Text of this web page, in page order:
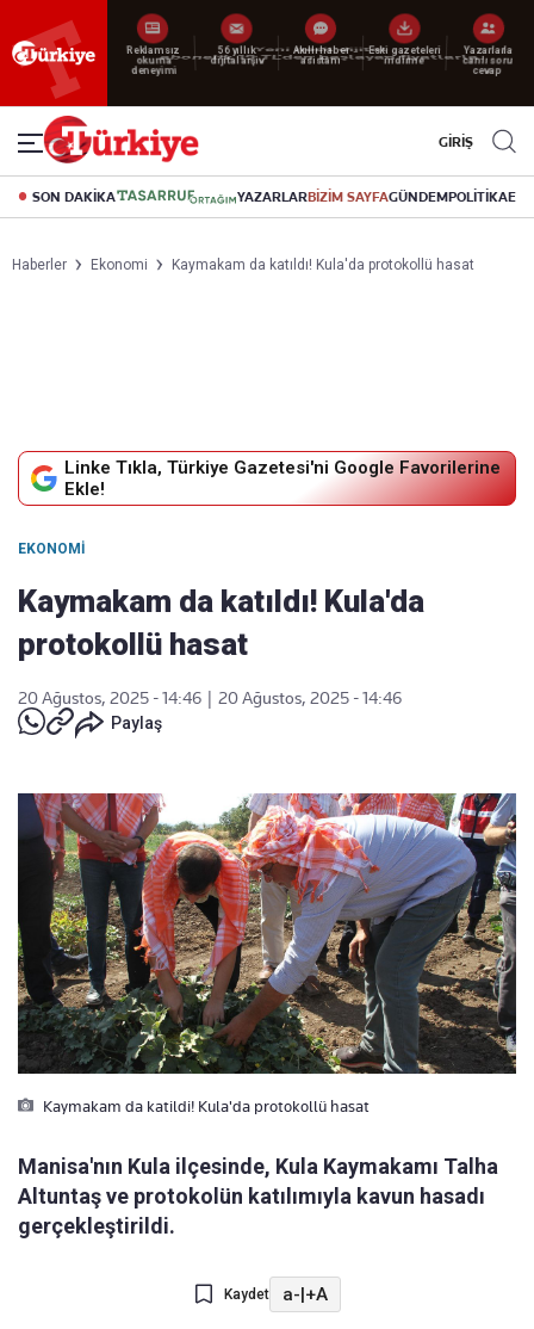
Yeni nesil dijital
abonelik 19 TL’den başlayan fiyatlarla.
GİRİŞ
SON DAKİKA YAZARLARBİZİM SAYFAGÜNDEMPOLİTİKA
Haberler Ekonomi Kaymakam da katıldı! Kula'da protokollü hasat
Linke Tıkla, Türkiye Gazetesi'ni Google Favorilerine
Ekle!
EKONOMI
Kaymakam da katıldı! Kula'da
protokollü hasat
20 Ağustos, 2025 - 14:46
20 Ağustos, 2025 - 14:46
Paylaş
Kaymakam da katildi! Kula'da protokollü hasat
Manisa'nın Kula ilçesinde, Kula Kaymakamı Talha
Altuntaş ve protokolün katılımıyla kavun hasadı
gerçekleştirildi.
Kaydet a-|+A